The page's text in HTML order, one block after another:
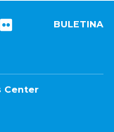
BULETINA
Center